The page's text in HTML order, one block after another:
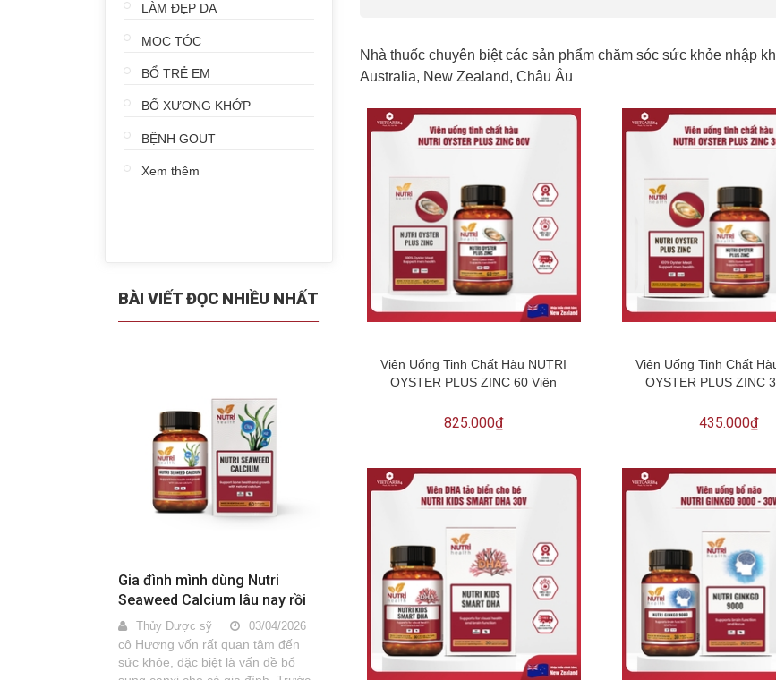
LÀM ĐẸP DA
MỌC TÓC
BỔ TRẺ EM
BỔ XƯƠNG KHỚP
BỆNH GOUT
Xem thêm
BÀI VIẾT ĐỌC NHIỀU NHẤT
Gia đình mình dùng Nutri
Seaweed Calcium lâu nay rồi
Thủy Dược sỹ 03/04/2026
cô Hương vốn rất quan tâm đến
sức khỏe, đặc biệt là vấn đề bổ
Nhà thuốc chuyên biệt các sản phẩm chăm sóc sức khỏe nhập
Australia, New Zealand, Châu Âu
Viên Uống Tinh Chất Hàu NUTRI
OYSTER PLUS ZINC 60 Viên
825.000₫
Viên Uống Tinh Chất
OYSTER PLUS ZINC
435.000₫